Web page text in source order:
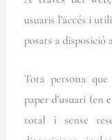
usuaris l’accés i
posats a disposició
Tota persona
paper d’usuari (en
total i sense